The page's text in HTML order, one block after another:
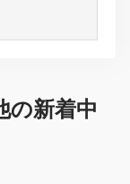
の新着中